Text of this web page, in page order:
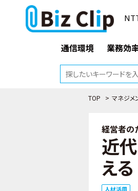
通信環境 業務効
TOP > マネジメ
経営者の
近
える
人材活用